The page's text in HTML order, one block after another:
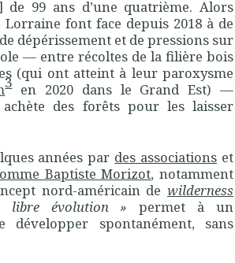
] de 99 ans d’une quatrième. Alors
Lorraine font face depuis 2018 à de
dépérissement et de pressions sur
— entre récoltes de la filière bois
(qui ont atteint à leur paroxysme
3en 2020 dans le Grand Est) —
achète des forêts pour les laisser
années par des associations et
Baptiste Morizot, notamment
nord-américain de wilderness
libre évolution » permet à un
développer spontanément, sans